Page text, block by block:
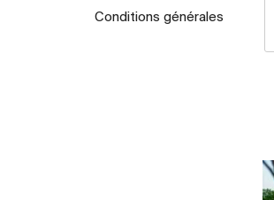
Conditions générales